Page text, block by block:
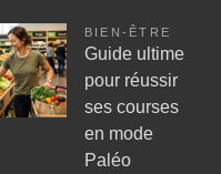
BIEN-ÊTRE
Guide ultime
pour réussir
ses courses
en mode
Paléo